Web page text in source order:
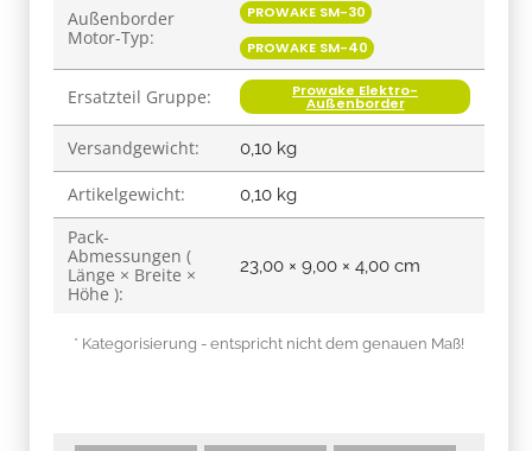
Außenborder
Motor-Typ:
PROWAKE SM-30
PROWAKE SM-40
Ersatzteil Gruppe: Prowake Elektro-
Außenborder
Versandgewicht: 0,10 kg
Artikelgewicht: 0,10 kg
Pack-
Abmessungen (
Länge × Breite ×
Höhe ):
23,00 × 9,00 × 4,00 cm
* Kategorisierung - entspricht nicht dem genauen Maß!